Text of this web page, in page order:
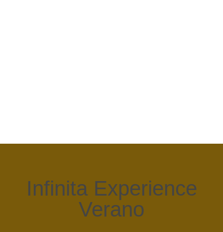
Infinita Experience
Verano